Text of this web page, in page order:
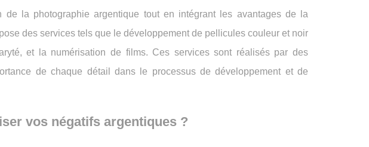
de la photographie argentique tout en intégrant les avantages de la
des services tels que le développement de pellicules couleur et noir
et la numérisation de films. Ces services sont réalisés par des
de chaque détail dans le processus de développement et de
vos négatifs argentiques ?